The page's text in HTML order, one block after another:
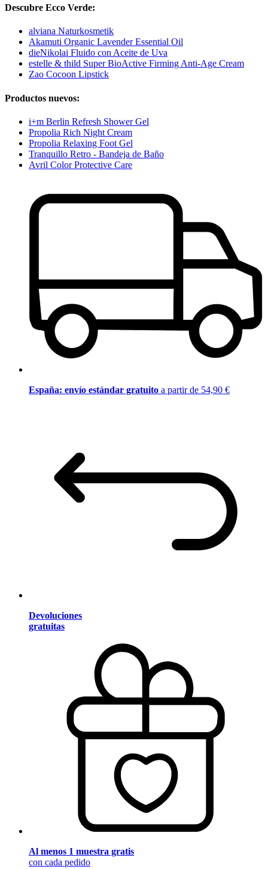
Descubre Ecco Verde:
alviana Naturkosmetik
Akamuti Organic Lavender Essential Oil
dieNikolai Fluido con Aceite de Uva
estelle & thild Super BioActive Firming Anti-Age Cream
Zao Cocoon Lipstick
Productos nuevos:
i+m Berlin Refresh Shower Gel
Propolia Rich Night Cream
Propolia Relaxing Foot Gel
Tranquillo Retro - Bandeja de Baño
Avril Color Protective Care
España: envío estándar gratuito a partir de 54,90 €
Devoluciones
gratuitas
Al menos 1 muestra gratis
con cada pedido